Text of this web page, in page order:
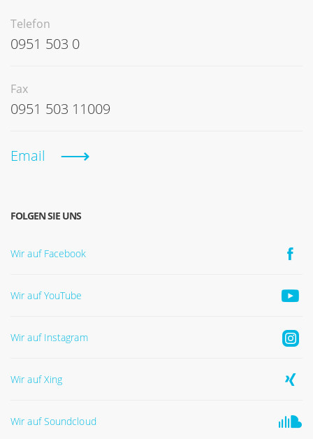
Telefon
0951 503 0
Fax
0951 503 11009
Email
FOLGEN SIE UNS
Wir auf Facebook
Wir auf YouTube
Wir auf Instagram
Wir auf Xing
Wir auf Soundcloud